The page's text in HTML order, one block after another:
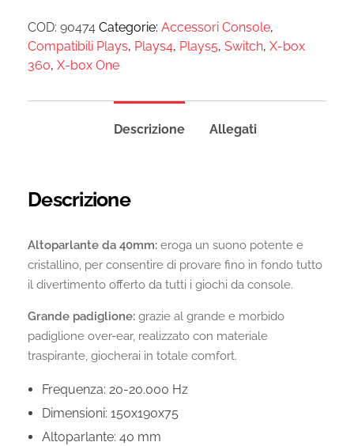
COD: 90474 Categorie: Accessori Console,
Compatibili Plays, Plays4, Plays5, Switch, X-box
360, X-box One
Descrizione Allegati
Descrizione
Altoparlante da 40mm: eroga un suono potente e
cristallino, per consentire di provare fino in fondo tutto
il divertimento offerto da tutti i giochi da console.
Grande padiglione: grazie al grande e morbido
padiglione over-ear, realizzato con materiale
traspirante, giocherai in totale comfort.
Frequenza: 20-20.000 Hz
Dimensioni: 150x190x75
Altoparlante: 40 mm